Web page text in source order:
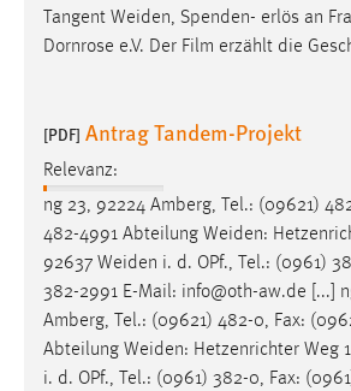
Tangent Weiden, Spenden- erlös an
Dornrose e.V. Der Film erzählt die
[PDF] Antrag Tandem-Projekt
Relevanz:
ng 23, 92224 Amberg, Tel.: (09621)
482-4991 Abteilung Weiden:
92637 Weiden i. d. OPf., Tel.: (0961)
382-2991 E-Mail: info@oth-aw.de [...]
Amberg, Tel.: (09621) 482-0, Fax:
Abteilung Weiden: Hetzenrichter Weg
i. d. OPf., Tel.: (0961) 382-0, Fax: